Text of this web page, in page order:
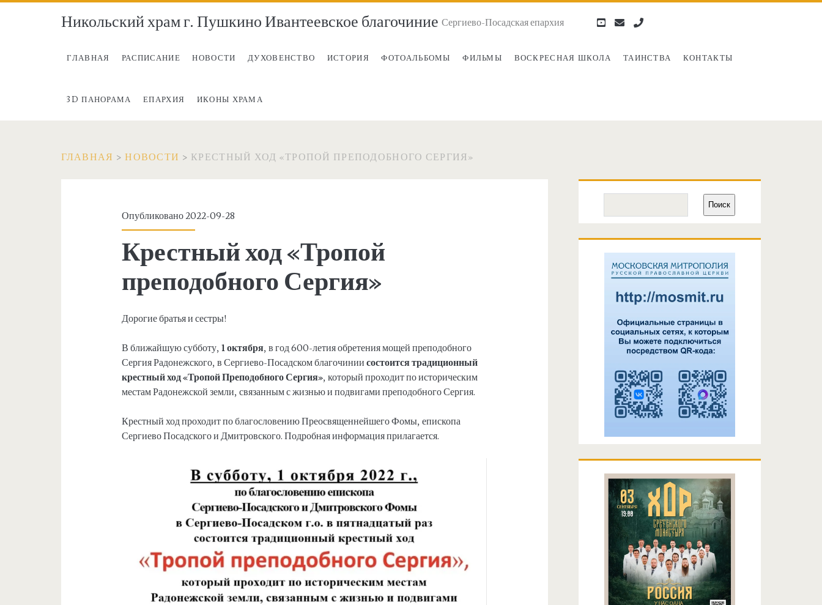
Никольский храм г. Пушкино Ивантеевское благочиние Сергиево-Посадская епархия
ГЛАВНАЯ РАСПИСАНИЕ НОВОСТИ ДУХОВЕНСТВО ИСТОРИЯ ФОТОАЛЬБОМЫ ФИЛЬМЫ ВОСКРЕСНАЯ ШКОЛА ТАИНСТВА КОНТАКТЫ
3D ПАНОРАМА ЕПАРХИЯ ИКОНЫ ХРАМА
youtube
emailphone
ГЛАВНАЯ >НОВОСТИ > КРЕСТНЫЙ ХОД «ТРОПОЙ ПРЕПОДОБНОГО СЕРГИЯ»
Опубликовано 2022-09-28
Крестный ход «Тропой
преподобного Сергия»
Дорогие братья и сестры!
В ближайшую субботу,1 октября, в год 600-летия обретения мощей преподобного
Сергия Радонежского, в Сергиево-Посадском благочиниисостоится традиционный
крестный ход «Тропой Преподобного Сергия», который проходит по историческим
местам Радонежской земли, связанным с жизнью и подвигами преподобного Сергия.
Крестный ход проходит по благословению Преосвященнейшего Фомы, епископа
Сергиево Посадского и Дмитровского. Подробная информация прилагается.
Основная
боковая
панель
Поиск